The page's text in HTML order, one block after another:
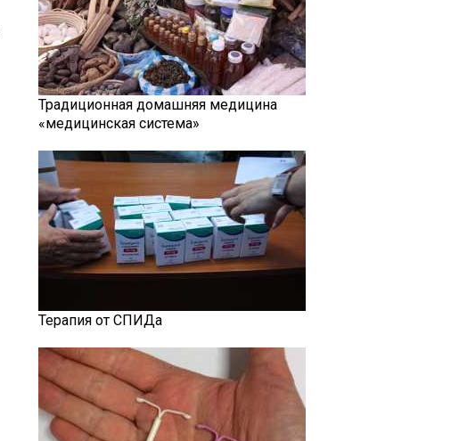
Традиционная домашняя медицина
«медицинская система»
Терапия от СПИДа